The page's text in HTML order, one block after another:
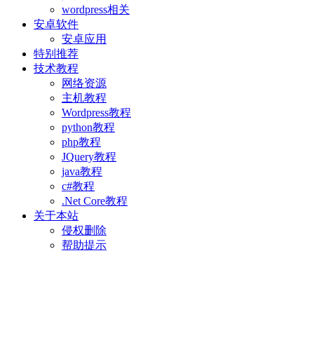
wordpress相关
安卓软件
安卓应用
特别推荐
技术教程
网络资源
主机教程
Wordpress教程
python教程
php教程
JQuery教程
java教程
c#教程
.Net Core教程
关于本站
侵权删除
帮助提示